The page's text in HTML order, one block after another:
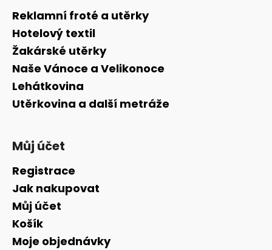
Reklamní froté a utěrky
Hotelový textil
Žakárské utěrky
Naše Vánoce a Velikonoce
Lehátkovina
Utěrkovina a další metráže
Můj účet
Registrace
Jak nakupovat
Můj účet
Košík
Moje objednávky